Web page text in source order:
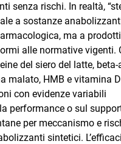
senza rischi. In realtà,
a sostanze
ma a prodotti
alle normative vigenti.
del siero del latte,
malato, HMB e vitamina
con evidenze variabili
performance o sul
per meccanismo e
sintetici.